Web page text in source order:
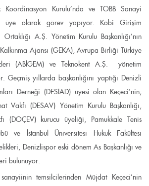
Koordinasyon Kurulu’nda ve TOBB Sanayi
üye olarak görev yapıyor. Kobi Girişim
A.Ş. Yönetim Kurulu Başkanlığı’nın
Ajansı (GEKA), Avrupa Birliği Türkiye
(ABİGEM) ve Teknokent A.Ş. yönetim
Geçmiş yıllarda başkanlığını yaptığı Denizli
Derneği (DESİAD) üyesi olan Keçeci’nin;
Vakfı (DESAV) Yönetim Kurulu Başkanlığı,
(DOÇEV) kurucu üyeliği, Pamukkale Tenis
ve İstanbul Üniversitesi Hukuk Fakültesi
Denizlispor eski dönem As Başkanlığı ve
bulunuyor.
temsilcilerinden Müjdat Keçeci’nin